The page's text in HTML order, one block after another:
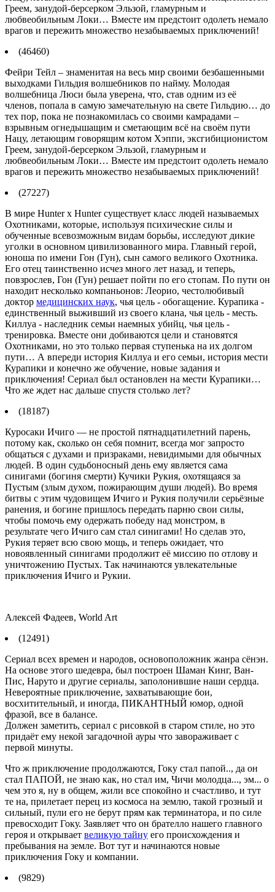
Греем, занудой-берсерком Эльзой, гламурным и
любвеобильным Локи… Вместе им предстоит одолеть немало
врагов и пережить множество незабываемых приключений!
(46460)
Фейри Тейл – знаменитая на весь мир своими безбашенными
выходками Гильдия волшебников по найму. Молодая
волшебница Люси была уверена, что, став одним из её
членов, попала в самую замечательную на свете Гильдию… до
тех пор, пока не познакомилась со своими камрадами –
взрывным огнедышащим и сметающим всё на своём пути
Нацу, летающим говорящим котом Хэппи, эксгибиционистом
Греем, занудой-берсерком Эльзой, гламурным и
любвеобильным Локи… Вместе им предстоит одолеть немало
врагов и пережить множество незабываемых приключений!
(27227)
В мире Hunter x Hunter существует класс людей называемых
Охотниками, которые, используя психические силы и
обученные всевозможным видам борьбы, исследуют дикие
уголки в основном цивилизованного мира. Главный герой,
юноша по имени Гон (Гун), сын самого великого Охотника.
Его отец таинственно исчез много лет назад, и теперь,
повзрослев, Гон (Гун) решает пойти по его стопам. По пути он
находит несколько компаньонов: Леорио, честолюбивый
доктор медицинских наук, чья цель - обогащение. Курапика -
единственный выживший из своего клана, чья цель - месть.
Киллуа - наследник семьи наемных убийц, чья цель -
тренировка. Вместе они добиваются цели и становятся
Охотниками, но это только первая ступенька на их долгом
пути… А впереди история Киллуа и его семьи, история мести
Курапики и конечно же обучение, новые задания и
приключения! Сериал был остановлен на мести Курапики…
Что же ждет нас дальше спустя столько лет?
(18187)
Куросаки Ичиго — не простой пятнадцатилетний парень,
потому как, сколько он себя помнит, всегда мог запросто
общаться с духами и призраками, невидимыми для обычных
людей. В один судьбоносный день ему является сама
синигами (богиня смерти) Кучики Рукия, охотящаяся за
Пустым (злым духом, пожирающим души людей). Во время
битвы с этим чудовищем Ичиго и Рукия получили серьёзные
ранения, и богине пришлось передать парню свои силы,
чтобы помочь ему одержать победу над монстром, в
результате чего Ичиго сам стал синигами! Но сделав это,
Рукия теряет всю свою мощь, и теперь ожидает, что
новоявленный синигами продолжит её миссию по отлову и
уничтожению Пустых. Так начинаются увлекательные
приключения Ичиго и Рукии.
Алексей Фадеев, World Art
(12491)
Сериал всех времен и народов, основоположник жанра сёнэн.
На основе этого шедевра, был построен Шаман Кинг, Ван-
Пис, Наруто и другие сериалы, заполонившие наши сердца.
Невероятные приключение, захватывающие бои,
восхитительный, и иногда, ПИКАНТНЫЙ юмор, одной
фразой, все в балансе.
Должен заметить, сериал с рисовкой в старом стиле, но это
придаёт ему некой загадочной ауры что завораживает с
первой минуты.
Что ж приключение продолжаются, Гоку стал папой.., да он
стал ПАПОЙ, не знаю как, но стал им, Чичи молодца..., эм... о
чем это я, ну в общем, жили все спокойно и счастливо, и тут
те на, прилетает перец из космоса на землю, такой грозный и
сильный, пули его не берут прям как терминатора, и по силе
превосходит Гоку. Заявляет что он брателло нашего главного
героя и открывает великую тайну его происхождения и
пребывания на земле. Вот тут и начинаются новые
приключения Гоку и компании.
(9829)